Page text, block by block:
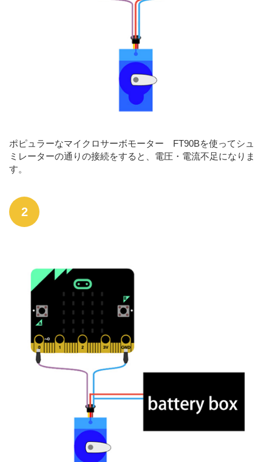
ポピュラーなマイクロサーボモーター FT90Bを使ってシュ
ミレーターの通りの接続をすると、電圧・電流不足になりま
す。
2